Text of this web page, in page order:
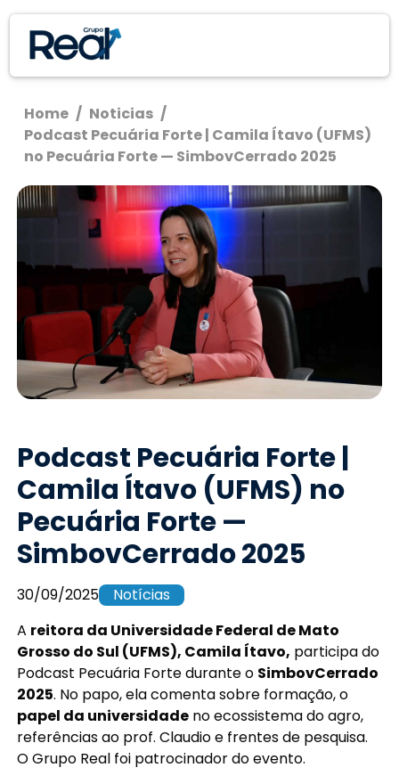
Home / Noticias /
Podcast Pecuária Forte | Camila Ítavo (UFMS)
no Pecuária Forte — SimbovCerrado 2025
Podcast Pecuária Forte |
Camila Ítavo (UFMS) no
Pecuária Forte —
SimbovCerrado 2025
30/09/2025
Notícias
A reitora da Universidade Federal de Mato
Grosso do Sul (UFMS), Camila Ítavo, participa do
Podcast Pecuária Forte durante o SimbovCerrado
2025. No papo, ela comenta sobre formação, o
papel da universidade no ecossistema do agro,
referências ao prof. Claudio e frentes de pesquisa.
O Grupo Real foi patrocinador do evento.